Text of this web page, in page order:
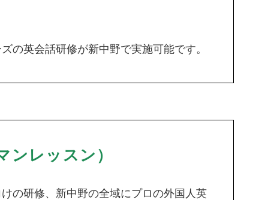
の英会話研修が新中野で実施可能です。
ンレッスン）
の研修、新中野の全域にプロの外国人英